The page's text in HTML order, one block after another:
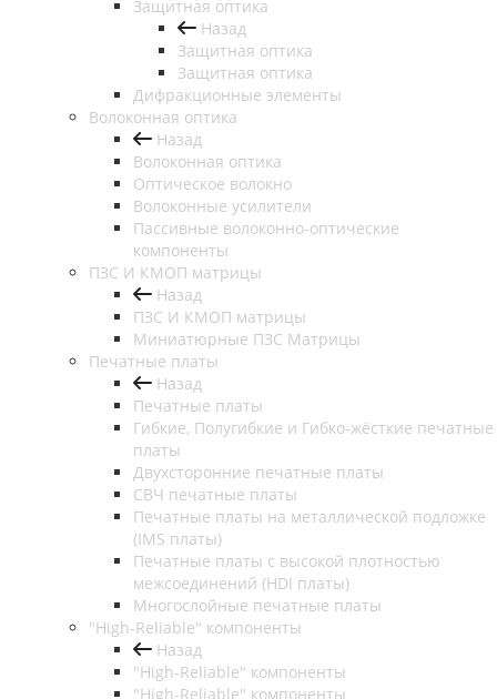
Защитная оптика
Назад
Защитная оптика
Защитная оптика
Дифракционные элементы
Волоконная оптика
Назад
Волоконная оптика
Оптическое волокно
Волоконные усилители
Пассивные волоконно-оптические
компоненты
ПЗС И КМОП матрицы
Назад
ПЗС И КМОП матрицы
Миниатюрные ПЗС Матрицы
Печатные платы
Назад
Печатные платы
Гибкие, Полугибкие и Гибко-жёсткие печатные
платы
Двухсторонние печатные платы
СВЧ печатные платы
Печатные платы на металлической подложке
(IMS платы)
Печатные платы с высокой плотностью
межсоединений (HDI платы)
Многослойные печатные платы
"High-Reliable" компоненты
Назад
"High-Reliable" компоненты
"High-Reliable" компоненты